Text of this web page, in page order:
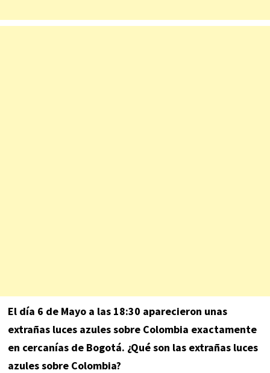
El día 6 de Mayo a las 18:30 aparecieron unas
extrañas luces azules sobre Colombia exactamente
en cercanías de Bogotá. ¿Qué son las extrañas luces
azules sobre Colombia?